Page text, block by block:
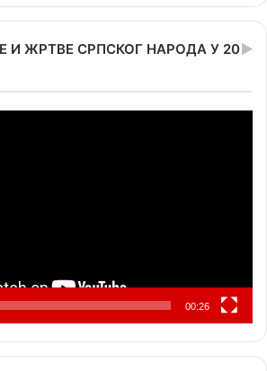
И ЖРТВЕ СРПСКОГ НАРОДА У 20
00:26